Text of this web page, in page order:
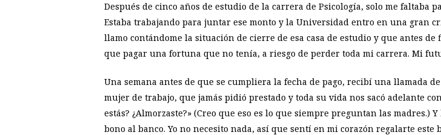
Después de cinco años de estudio de la carrera de Psicología, solo me faltaba
Estaba trabajando para juntar ese monto y la Universidad entro en una gran
llamo contándome la situación de cierre de esa casa de estudio y que antes
que pagar una fortuna que no tenía, a riesgo de perder toda mi carrera. Mi
Una semana antes de que se cumpliera la fecha de pago, recibí una llamada
mujer de trabajo, que jamás pidió prestado y toda su vida nos sacó adelante
estás? ¿Almorzaste?» (Creo que eso es lo que siempre preguntan las madres.)
bono al banco. Yo no necesito nada, así que sentí en mi corazón regalarte